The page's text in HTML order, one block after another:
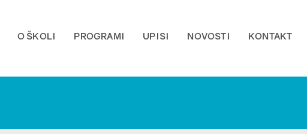
O ŠKOLI PROGRAMI UPISI NOVOSTI KONTAKT